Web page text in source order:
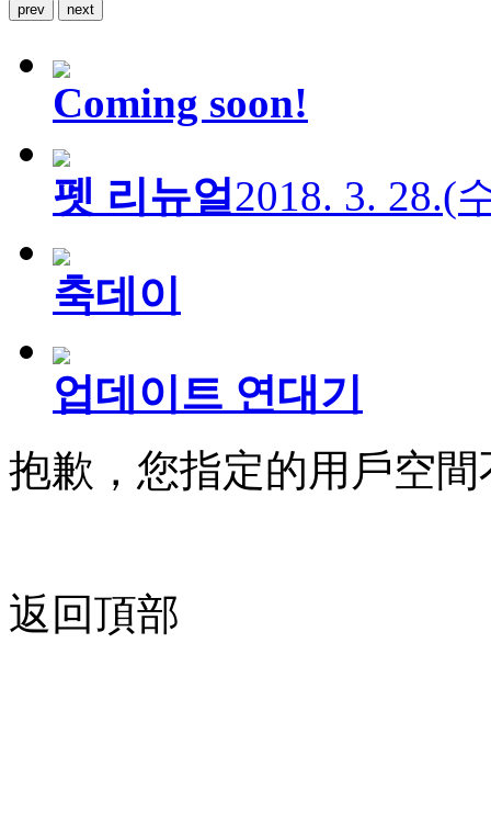
prev next
Coming soon!
펫 리뉴얼2018. 3. 28.(
축데이
업데이트 연대기
抱歉，您指定的用戶空間
返回頂部